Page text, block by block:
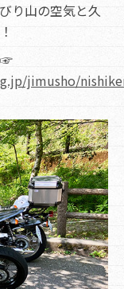
り山の空気と久
☞
jimusho/